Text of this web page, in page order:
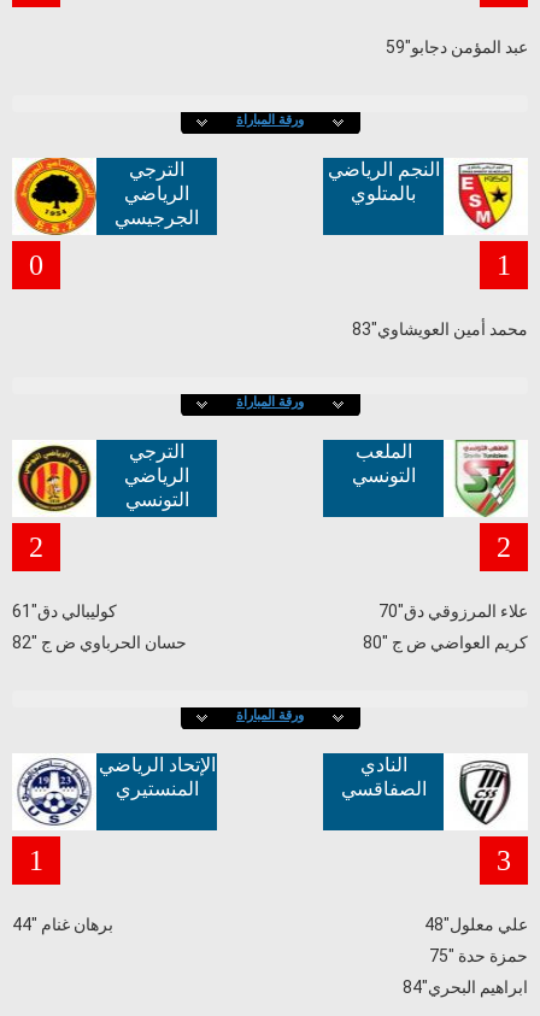
عبد المؤمن دجابو"59
ورقة المباراة
النجم الرياضي
بالمتلوي
1
محمد أمين العويشاوي"83
الترجي
الرياضي
الجرجيسي
0
ورقة المباراة
الملعب
التونسي
2
علاء المرزوقي دق"70
كريم العواضي ض ج "80
الترجي
الرياضي
التونسي
2
كوليبالي دق"61
حسان الحرباوي ض ج "82
ورقة المباراة
النادي
الصفاقسي
3
علي معلول"48
حمزة حدة "75
ابراهيم البحري"84
الإتحاد الرياضي
المنستيري
1
برهان غنام "44